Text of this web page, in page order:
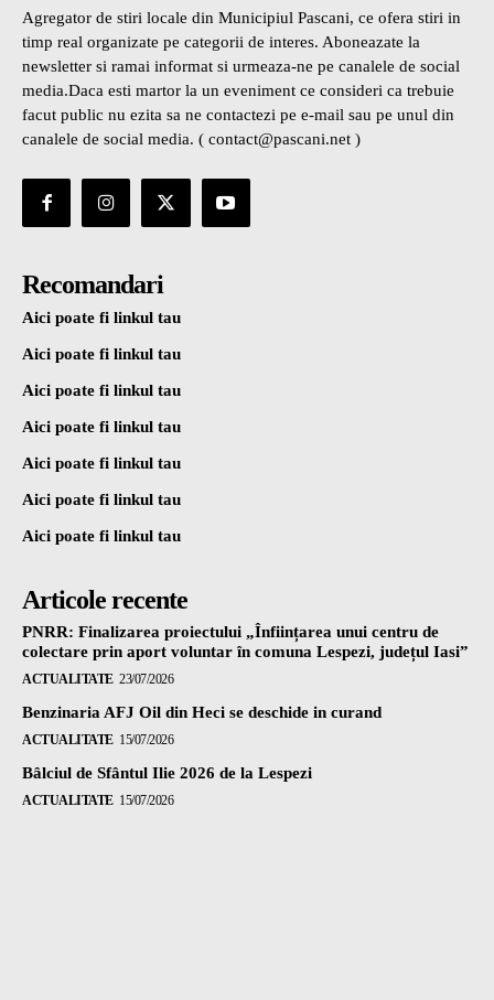
Agregator de stiri locale din Municipiul Pascani, ce ofera stiri in
timp real organizate pe categorii de interes. Aboneazate la
newsletter si ramai informat si urmeaza-ne pe canalele de social
media.Daca esti martor la un eveniment ce consideri ca trebuie
facut public nu ezita sa ne contactezi pe e-mail sau pe unul din
canalele de social media. ( contact@pascani.net )
Recomandari
Aici poate fi linkul tau
Aici poate fi linkul tau
Aici poate fi linkul tau
Aici poate fi linkul tau
Aici poate fi linkul tau
Aici poate fi linkul tau
Aici poate fi linkul tau
Articole recente
PNRR: Finalizarea proiectului „Înființarea unui centru de
colectare prin aport voluntar în comuna Lespezi, județul Iasi”
ACTUALITATE 23/07/2026
Benzinaria AFJ Oil din Heci se deschide in curand
ACTUALITATE 15/07/2026
Bâlciul de Sfântul Ilie 2026 de la Lespezi
ACTUALITATE 15/07/2026